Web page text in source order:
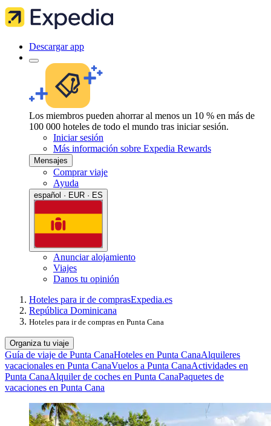
Descargar app
Los miembros pueden ahorrar al menos un 10 % en más de
100 000 hoteles de todo el mundo tras iniciar sesión.
Iniciar sesión
Más información sobre Expedia Rewards
Mensajes
Comprar viaje
Ayuda
español · EUR · ES
Anunciar alojamiento
Viajes
Danos tu opinión
Hoteles para ir de comprasExpedia.es
República Dominicana
Hoteles para ir de compras en Punta Cana
Organiza tu viaje
Guía de viaje de Punta CanaHoteles en Punta CanaAlquileres
vacacionales en Punta CanaVuelos a Punta CanaActividades en
Punta CanaAlquiler de coches en Punta CanaPaquetes de
vacaciones en Punta Cana